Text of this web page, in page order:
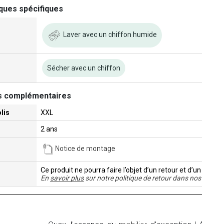
spécifiques
Laver avec un chiffon humide
Sécher avec un chiffon
complémentaires
XXL
2 ans
Notice de montage
Ce produit ne pourra faire l’objet d’un retour et
En savoir plussur notre politique de retour dans nos